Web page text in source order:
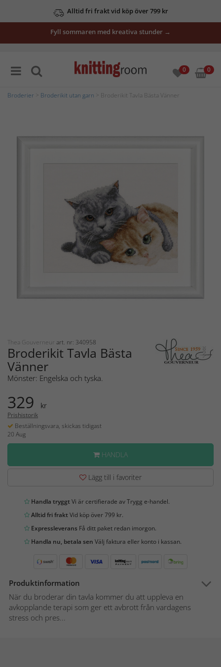
Alltid fri frakt vid köp över 799 kr
Fyll sommaren med kreativa stunder →
0 0
Broderier Broderikit utan garn > Broderikit Tavla Bästa Vänner
Thea Gouverneur art. nr: 340958
Broderikit Tavla Bästa
Vänner
Mönster: Engelska och tyska.
329 kr
Prishistorik
Beställningsvara, skickas tidigast
20 Aug
HANDLA
Lägg till i favoriter
Handla tryggtVi är certifierade av Trygg e-handel.
Alltid fri fraktVid köp över 799 kr.
Expressleverans Få ditt paket redan imorgon.
Handla nu, betala sen Välj faktura eller konto i kassan.
Produktinformation
När du broderar din tavla kommer du att uppleva en
avkopplande terapi som ger ett avbrott från vardagens
stress och pres...